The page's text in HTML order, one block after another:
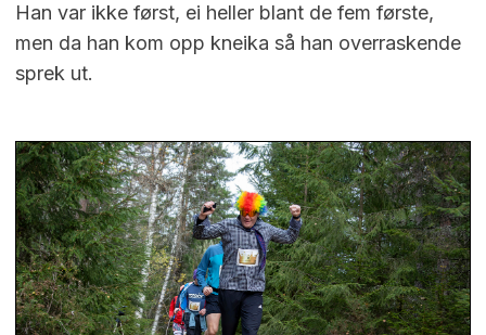
Han var ikke først, ei heller blant de fem første,
men da han kom opp kneika så han overraskende
sprek ut.